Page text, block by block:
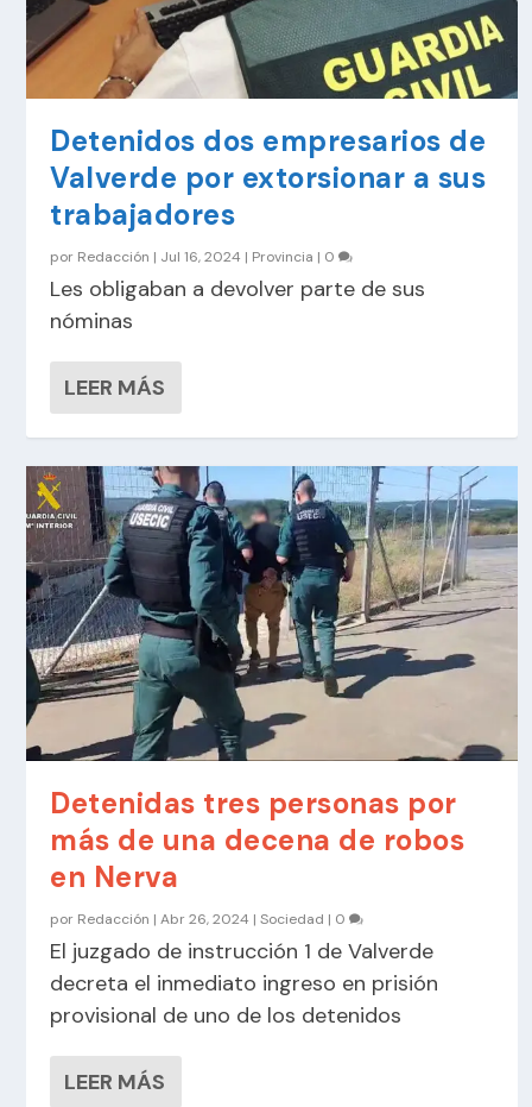
Detenidos dos empresarios de
Valverde por extorsionar a sus
trabajadores
por Redacción | Jul 16, 2024 | Provincia | 0
Les obligaban a devolver parte de sus
nóminas
LEER MÁS
Detenidas tres personas por
más de una decena de robos
en Nerva
por Redacción |Abr 26, 2024 |Sociedad | 0
El juzgado de instrucción 1 de Valverde
decreta el inmediato ingreso en prisión
provisional de uno de los detenidos
LEER MÁS